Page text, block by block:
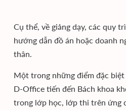
Cụ thể, về giảng dạy, các quy
hướng dẫn đồ án hoặc doanh
thân.
Một trong những điểm đặc
D-Office tiến đến Bách khoa
trong lớp học, lớp thi trên ứng